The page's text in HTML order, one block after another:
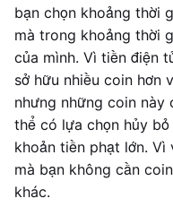
bạn chọn khoảng thời
mà trong khoảng thời
của mình. Vì tiền điện
sở hữu nhiều coin hơn
nhưng những coin
thể có lựa chọn hủy
khoản tiền phạt lớn. Vì
mà bạn không cần
khác.